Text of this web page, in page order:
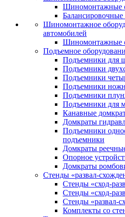
Шиномонтажные
Шиномонтажное
автомобилей
Шиномонтажные
Подъемное
Подъемники для
Подъемники
Подъемники
Подъемники
Подъемники
Подъемники для
Канавные
Домкраты
Подъемники
подъемники
Домкраты
Опорное
Домкраты
Стенды «развал-
Стенды «сход-
Стенды «сход-
Стенды «развал-
Комплекты со